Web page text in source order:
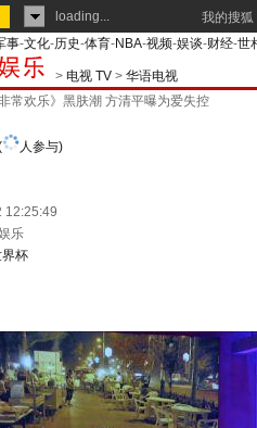
loading... 我的搜狐
事-文化-历史-体育-NBA-视频-娱谈-财经-世
> 电视 TV > 华语电视
常欢乐》黑肤潮 方清平曝为爱失控
人参与)
12:25:49
乐
杯